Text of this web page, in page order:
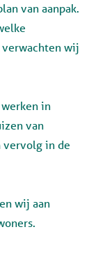
van aanpak.
verwachten wij
in
van
vervolg in de
wij aan